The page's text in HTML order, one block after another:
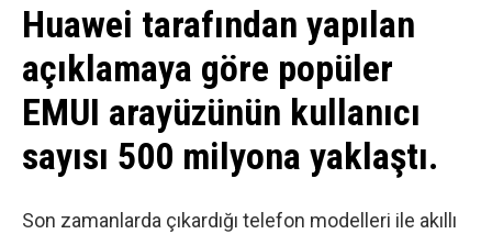
Huawei tarafından yapılan
açıklamaya göre popüler
EMUI arayüzünün kullanıcı
sayısı 500 milyona yaklaştı.
Son zamanlarda çıkardığı telefon modelleri ile akıllı